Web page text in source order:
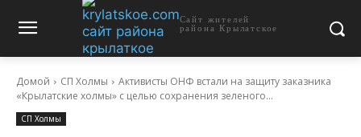
Сайт жителей
района Крылатское
Домой СП Холмы
Активисты ОНФ встали на защиту заказника
«Крылатские холмы» с целью сохранения зеленого...
СП Холмы